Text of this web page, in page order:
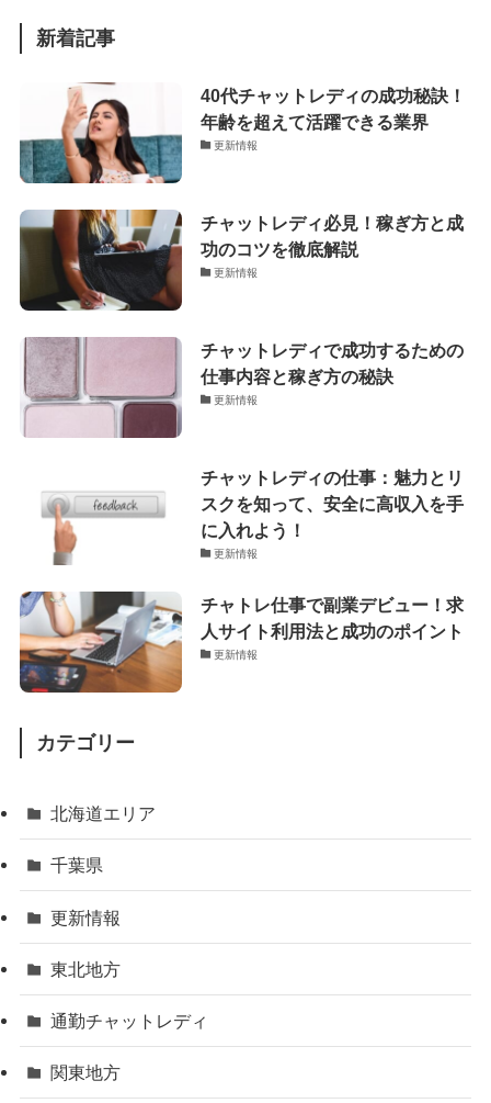
新着記事
40代チャットレディの成功秘訣！
年齢を超えて活躍できる業界
更新情報
チャットレディ必見！稼ぎ方と成
功のコツを徹底解説
更新情報
チャットレディで成功するための
仕事内容と稼ぎ方の秘訣
更新情報
チャットレディの仕事：魅力とリ
スクを知って、安全に高収入を手
に入れよう！
更新情報
チャトレ仕事で副業デビュー！求
人サイト利用法と成功のポイント
更新情報
カテゴリー
北海道エリア
千葉県
更新情報
東北地方
通勤チャットレディ
関東地方